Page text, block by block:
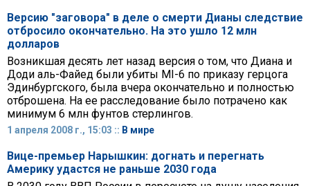
Версию "заговора" в деле о смерти Дианы следствие
отбросило окончательно. На это ушло 12 млн
долларов
Возникшая десять лет назад версия о том, что Диана и
Доди аль-Файед были убиты MI-6 по приказу герцога
Эдинбургского, была вчера окончательно и полностью
отброшена. На ее расследование было потрачено как
минимум 6 млн фунтов стерлингов.
1 апреля 2008 г., 15:03 :: В мире
Вице-премьер Нарышкин: догнать и перегнать
Америку удастся не раньше 2030 года